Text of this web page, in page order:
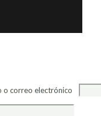
o correo electrónico